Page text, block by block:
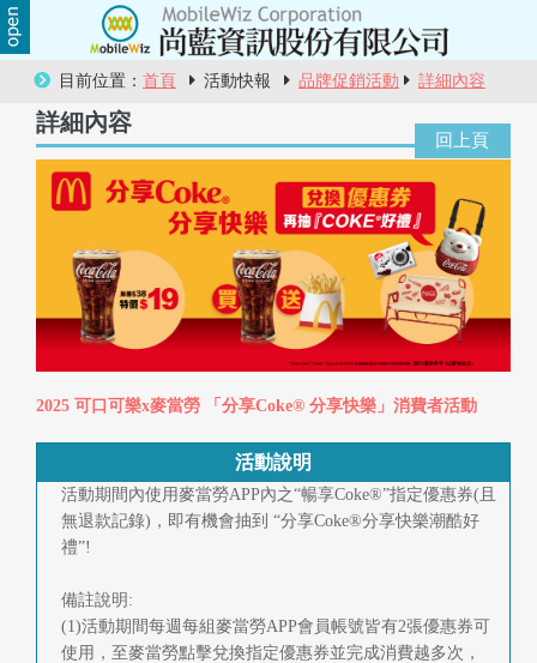
目前位置： 首頁 活動快報 品牌促銷活動 詳細內容
詳細內容
2025 可口可樂x麥當勞 「分享Coke® 分享快樂」消費者活動
活動說明
活動期間內使用麥當勞APP內之“暢享Coke®”指定優惠券(且
無退款記錄)，即有機會抽到 “分享Coke®分享快樂潮酷好
禮”!
備註說明:
(1)活動期間每週每組麥當勞APP會員帳號皆有2張優惠券可
使用，至麥當勞點擊兌換指定優惠券並完成消費越多次，